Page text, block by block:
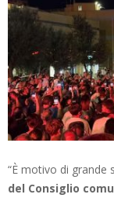
“È motivo di grande
del Consiglio